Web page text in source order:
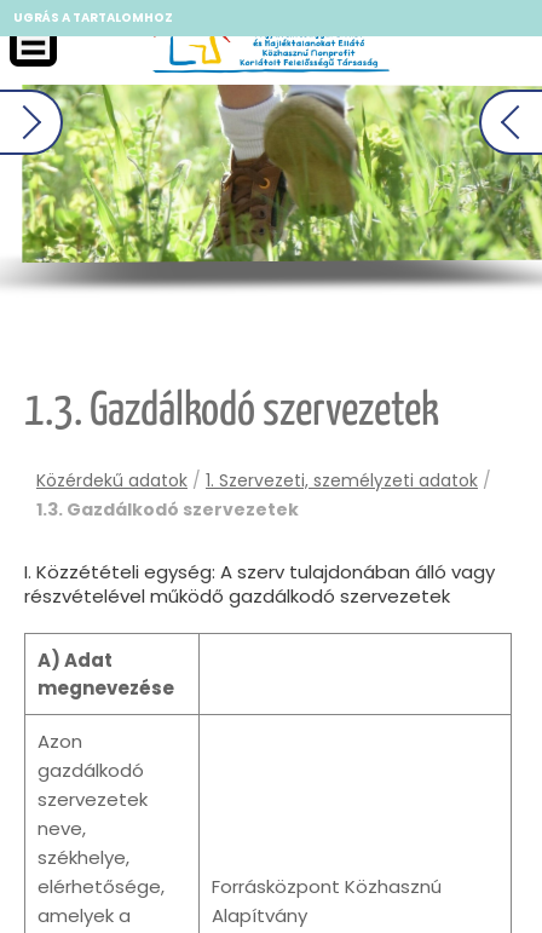
UGRÁS A TARTALOMHOZ
II
1.3. Gazdálkodó szervezetek
Közérdekű adatok / 1. Szervezeti, személyzeti adatok /
1.3. Gazdálkodó szervezetek
I. Közzétételi egység: A szerv tulajdonában álló vagy
részvételével működő gazdálkodó szervezetek
A) Adat
megnevezése
Azon
gazdálkodó
szervezetek
neve,
székhelye,
elérhetősége,
amelyek a
Forrásközpont Közhasznú
Alapítvány